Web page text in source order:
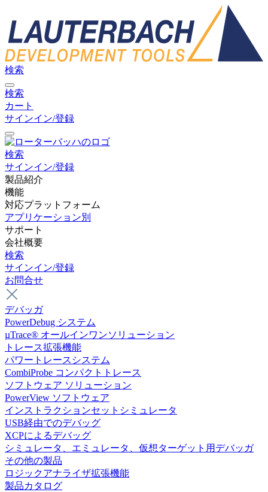
検索
検索
カート
サインイン/登録
検索
サインイン/登録
製品紹介
機能
対応プラットフォーム
アプリケーション別
サポート
会社概要
検索
サインイン/登録
お問合せ
デバッガ
PowerDebug システム
µTrace® オールインワンソリューション
トレース拡張機能
パワートレースシステム
CombiProbe コンパクトトレース
ソフトウェア ソリューション
PowerView ソフトウェア
インストラクションセットシミュレータ
USB経由でのデバッグ
XCPによるデバッグ
シミュレータ、エミュレータ、仮想ターゲット用デバッガ
その他の製品
ロジックアナライザ拡張機能
製品カタログ